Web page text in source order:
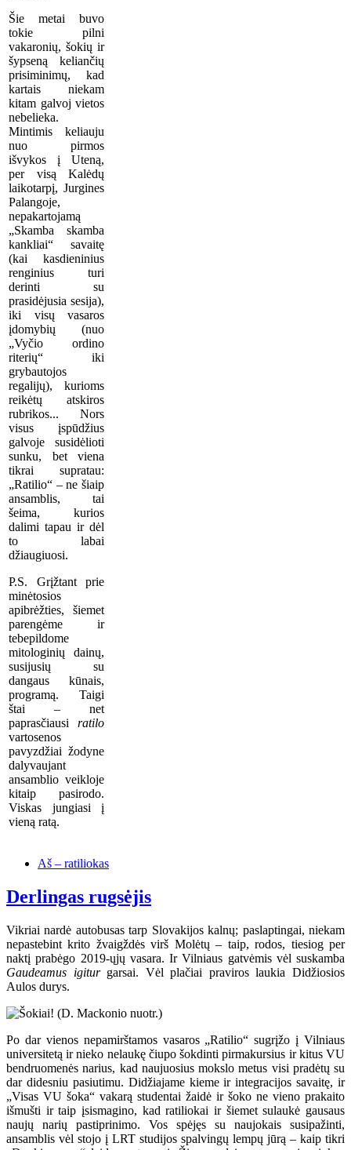
Šie metai buvo
tokie pilni
vakaronių, šokių ir
šypseną keliančių
prisiminimų, kad
kartais niekam
kitam galvoj vietos
nebelieka.
Mintimis keliauju
nuo pirmos
išvykos į Uteną,
per visą Kalėdų
laikotarpį, Jurgines
Palangoje,
nepakartojamą
„Skamba skamba
kankliai“ savaitę
(kai kasdieninius
renginius turi
derinti su
prasidėjusia sesija),
iki visų vasaros
įdomybių (nuo
„Vyčio ordino
riterių“ iki
grybautojos
regalijų), kurioms
reikėtų atskiros
rubrikos... Nors
visus įspūdžius
galvoje susidėlioti
sunku, bet viena
tikrai supratau:
„Ratilio“ – ne šiaip
ansamblis, tai
šeima, kurios
dalimi tapau ir dėl
to labai
džiaugiuosi.
P.S. Grįžtant prie
minėtosios
apibrėžties, šiemet
parengėme ir
tebepildome
mitologinių dainų,
susijusių su
dangaus kūnais,
programą. Taigi
štai – net
paprasčiausi ratilo
vartosenos
pavyzdžiai žodyne
dalyvaujant
ansamblio veikloje
kitaip pasirodo.
Viskas jungiasi į
vieną ratą.
Aš – ratiliokas
Derlingas rugsėjis
Vikriai nardė autobusas tarp Slovakijos kalnų; paslaptingai, niekam
nepastebint krito žvaigždės virš Molėtų – taip, rodos, tiesiog per
naktį prabėgo 2019-ųjų vasara. Ir Vilniaus gatvėmis vėl suskamba
Gaudeamus igiturgarsai. Vėl plačiai praviros laukia Didžiosios
Aulos durys.
Po dar vienos nepamirštamos vasaros „Ratilio“ sugrįžo į Vilniaus
universitetą ir nieko nelaukę čiupo šokdinti pirmakursius ir kitus VU
bendruomenės narius, kad naujuosius mokslo metus visi pradėtų su
dar didesniu pasiutimu. Didžiajame kieme ir integracijos savaitę, ir
„Visas VU šoka“ vakarą studentai žaidė ir šoko ne vieno prakaito
išmušti ir taip įsismagino, kad ratiliokai ir šiemet sulaukė gausaus
naujų narių pastiprinimo. Vos spėjęs su naujokais susipažinti,
ansamblis vėl stojo į LRT studijos spalvingų lempų jūrą – kaip tikri